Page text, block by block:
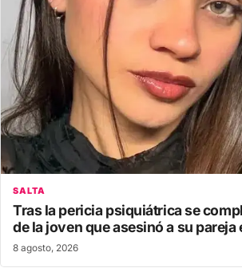
SALTA
Tras la pericia psiquiátrica se
de la joven que asesinó a su pareja
8 agosto, 2026